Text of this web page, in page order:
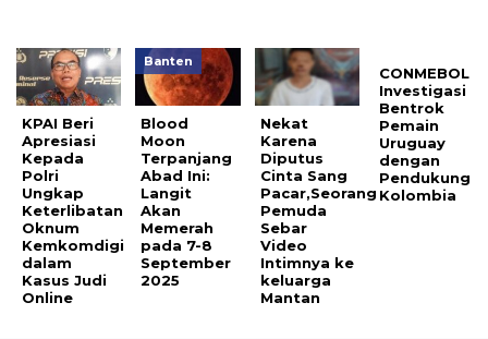
KPAI Beri
Apresiasi
Kepada
Polri
Ungkap
Keterlibatan
Oknum
Kemkomdigi
dalam
Kasus Judi
Online
Banten
Blood
Moon
Terpanjang
Abad Ini:
Langit
Akan
Memerah
pada 7-8
September
2025
Nekat
Karena
Diputus
Cinta Sang
Pacar,Seorang
Pemuda
Sebar
Video
Intimnya ke
keluarga
Mantan
CONMEBOL
Investigasi
Bentrok
Pemain
Uruguay
dengan
Pendukung
Kolombia